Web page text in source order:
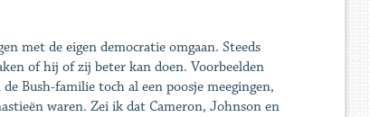
met de eigen democratie omgaan. Steeds
of hij of zij beter kan doen. Voorbeelden
Bush-familie toch al een poosje meegingen,
waren. Zei ik dat Cameron, Johnson en